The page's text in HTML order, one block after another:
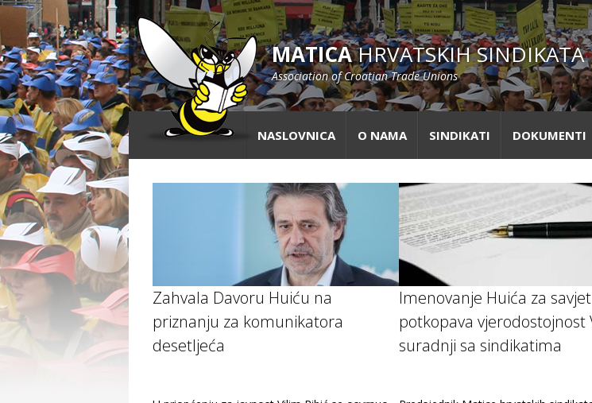
MATICAHRVATSKIH SINDIKATA
Association of Croatian Trade Unions
NASLOVNICA O NAMA SINDIKATI DOKUMENTI
Zahvala Davoru Huiću na
priznanju za komunikatora
desetljeća
Imenovanje Huića za
potkopava vjerodostojnost
suradnji sa sindikatima